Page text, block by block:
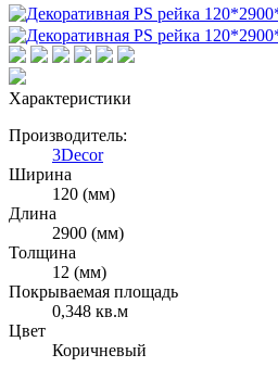
Характеристики
Производитель:
3Decor
Ширина
120 (мм)
Длина
2900 (мм)
Толщина
12 (мм)
Покрываемая площадь
0,348 кв.м
Цвет
Коричневый